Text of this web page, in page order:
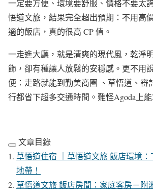
一定要方便、環境要舒服、價格不要太
悟道文旅，結果完全超出預期：不用高
適的飯店，真的很高 CP 值。
一走進大廳，就是清爽的現代風，乾淨
飾，卻有種讓人放鬆的安穩感。更不用
便：走路就能到勤美商圈 、草悟道、審
行都省下超多交通時間。難怪Agoda上
文章目錄
草悟道住宿 ｜草悟道文旅 飯店環境
地帶！
草悟道文旅 飯店房間：家庭客房－附